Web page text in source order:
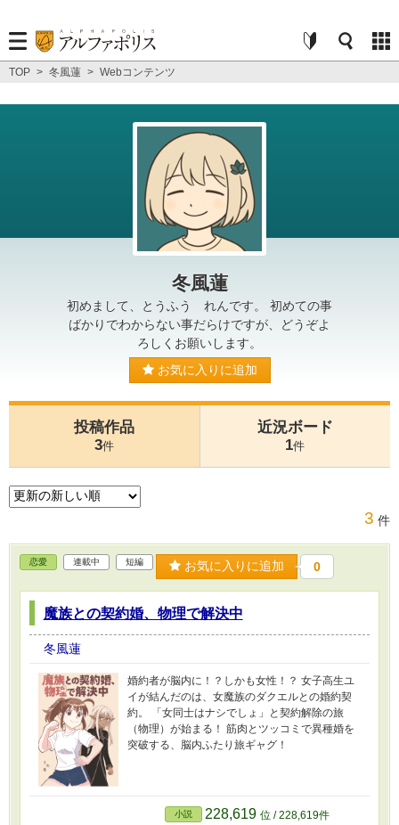
TOP > 冬風蓮 > Webコンテンツ
冬風蓮
初めまして、とうふう れんです。 初めての事
ばかりでわからない事だらけですが、どうぞよ
ろしくお願いします。
お気に入りに追加
投稿作品
3件
近況ボード
1件
3 件
恋愛 連載中 短編 お気に入りに追加 0
魔族との契約婚、物理で解決中
冬風蓮
婚約者が脳内に！？しかも女性！？ 女子高生ユ
イが結んだのは、女魔族のダクエルとの婚約契
約。 「女同士はナシでしょ」と契約解除の旅
（物理）が始まる！ 筋肉とツッコミで異種婚を
突破する、脳内ふたり旅ギャグ！
小説 228,619 位 / 228,619件